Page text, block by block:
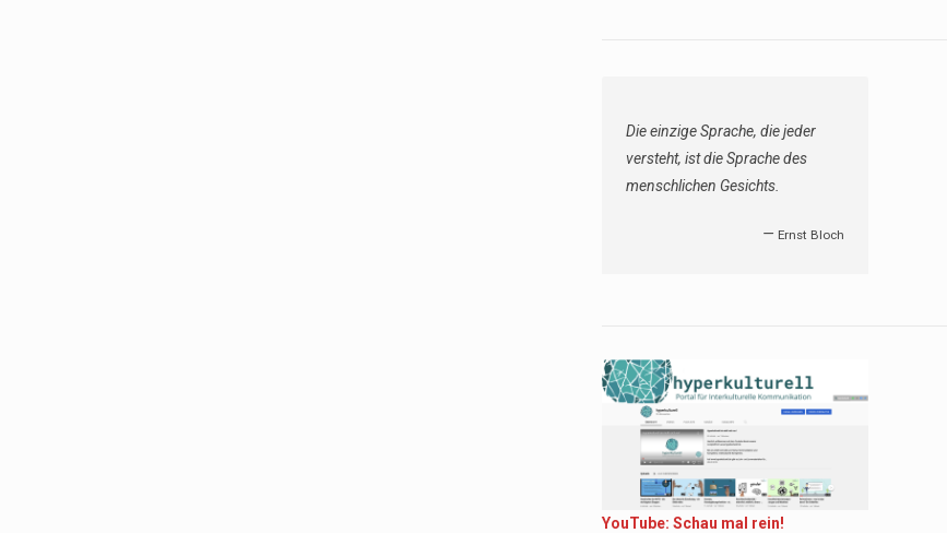
Die einzige Sprache, die jeder
versteht, ist die Sprache des
menschlichen Gesichts.
— Ernst Bloch
YouTube: Schau mal rein!